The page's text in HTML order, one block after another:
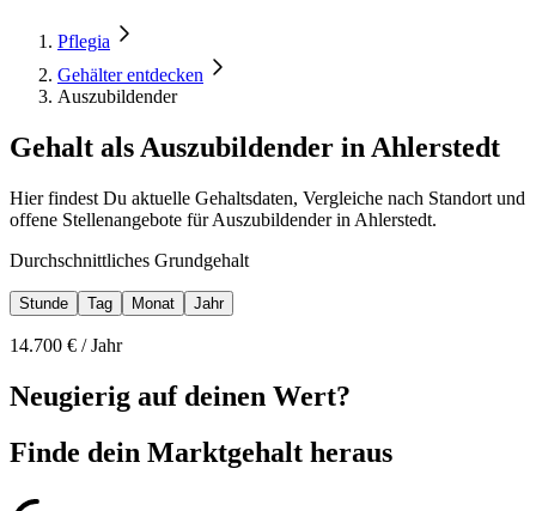
Pflegia
Gehälter entdecken
Auszubildender
Gehalt als Auszubildender in Ahlerstedt
Hier findest Du aktuelle Gehaltsdaten, Vergleiche nach Standort und
offene Stellenangebote für Auszubildender in Ahlerstedt.
Durchschnittliches Grundgehalt
Stunde Tag Monat Jahr
14.700 € /Jahr
Neugierig auf deinen Wert?
Finde dein Marktgehalt heraus